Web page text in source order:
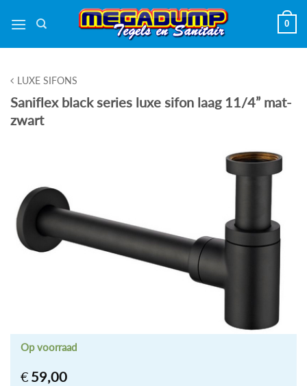
naar
0
LUXE SIFONS
Saniflex black series luxe sifon laag 11/4” mat-
zwart
€ 59,00
Op voorraad